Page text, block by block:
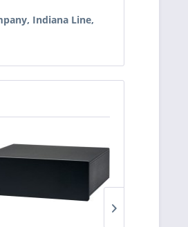
Indiana Line,